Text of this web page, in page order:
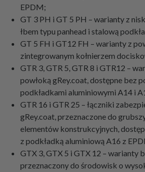
EPDM;
GT 3 PH i GT 5 PH – warianty z
łbem typu panhead i stalową
GT 5 FH i GT12 FH – warianty z
zintegrowanym kołnierzem
GTR 3, GTR 5, GTR 8 i GTR12 –
powłoką gRey.coat, dostępne bez
podkładkami aluminiowymi A14 i
GTR 16 i GTR 25 – łączniki
gRey.coat, przeznaczone do
elementów konstrukcyjnych,
z podkładką aluminiową A16 z
GTX 3, GTX 5 i GTX 12 – warianty
przeznaczony do środowisk o